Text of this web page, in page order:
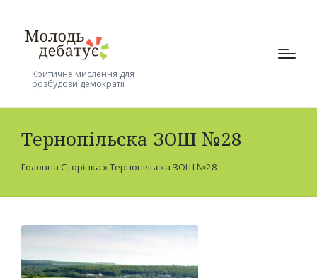
Критичне мислення для
розбудови демократії
Тернопільска ЗОШ №28
Головна Сторінка »Тернопільска ЗОШ №28